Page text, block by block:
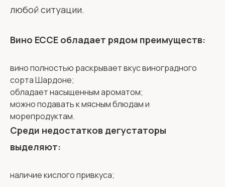
любой ситуации.
Вино ЕССЕ обладает рядом преимуществ:
вино полностью раскрывает вкус виноградного
сорта Шардоне;
обладает насыщенным ароматом;
можно подавать к мясным блюдам и
морепродуктам.
Среди недостатков дегустаторы
выделяют:
наличие кислого привкуса;